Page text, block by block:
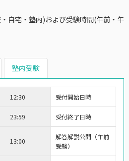
自宅・塾内)および受験時間(午前・午
塾内受験
12:30 受付開始日時
23:59 受付終了日時
13:00
解答解説公開（午前
受験）